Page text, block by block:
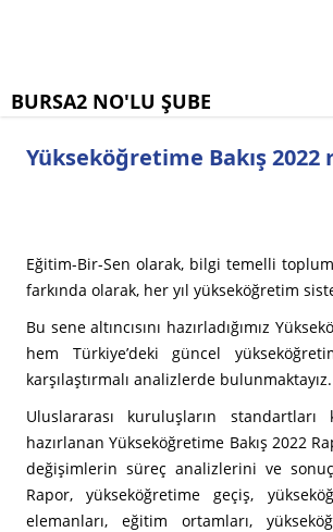
BURSA2 NO'LU ŞUBE
Yükseköğretime Bakış
Eğitim-Bir-Sen olarak, bilgi temelli
farkında olarak, her yıl yükseköğretim
Bu sene altıncısını hazırladığımız
hem Türkiye’deki güncel
karşılaştırmalı analizlerde bulunmaktayız.
Uluslararası kuruluşların
hazırlanan Yükseköğretime Bakış 2022
değişimlerin süreç analizlerini ve
Rapor, yükseköğretime geçiş,
elemanları, eğitim ortamları,